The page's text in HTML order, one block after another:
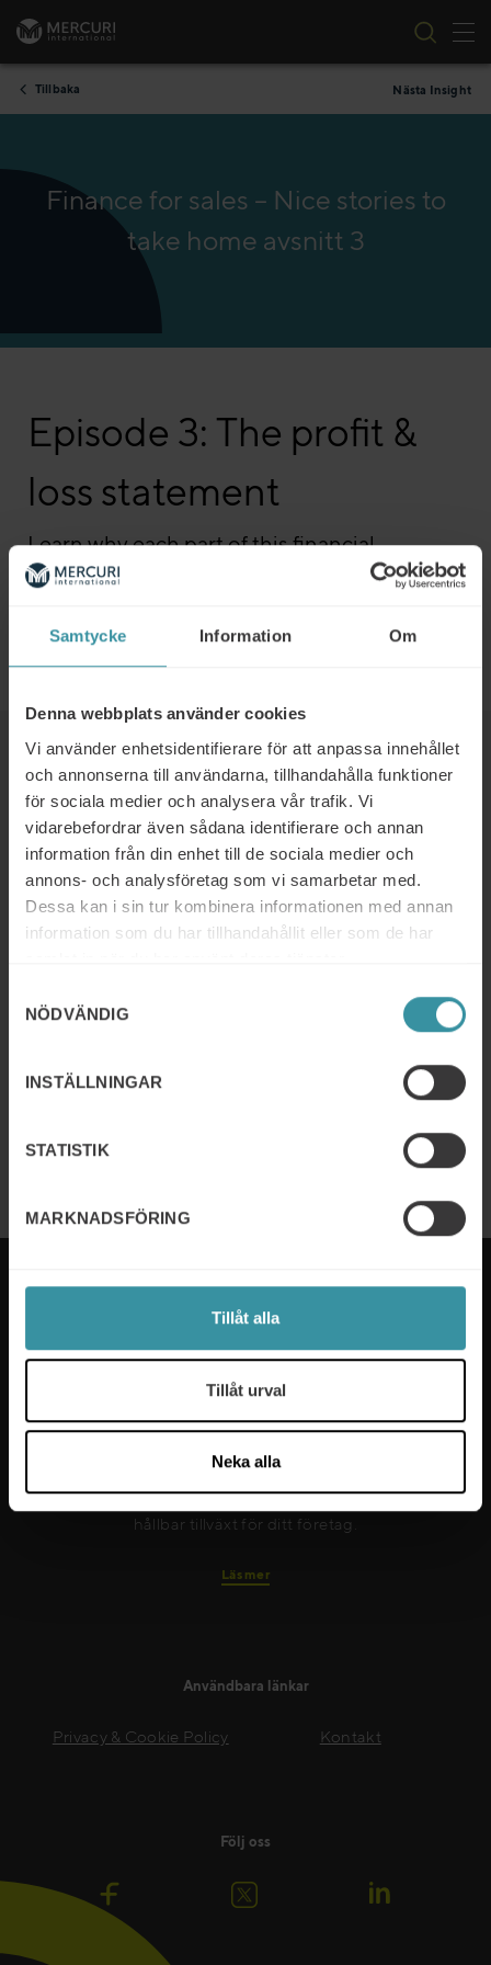
Samtycke Information Om
Denna webbplats använder cookies
Vi använder enhetsidentifierare för att anpassa innehållet
och annonserna till användarna, tillhandahålla funktioner
för sociala medier och analysera vår trafik. Vi
vidarebefordrar även sådana identifierare och annan
information från din enhet till de sociala medier och
annons- och analysföretag som vi samarbetar med.
Dessa kan i sin tur kombinera informationen med annan
information som du har tillhandahållit eller som de har
NÖDVÄNDIG
INSTÄLLNINGAR
STATISTIK
MARKNADSFÖRING
Tillåt alla
Tillåt urval
Neka alla
Skip to content
Tillbaka Nästa Insight
Finance for sales – Nice stories to
take home avsnitt 3
Episode 3: The profit &
loss statement
Learn why each part of this financial
document matters.
Gå till avsnittet
Läs mer
Why industrial sales is about to
change completely
Läs mer
the world’s best sales companies have
Mercuri International är experterna på sälj- och
ledarskapsutbildning som hjälper företag i över 50
länder. Vi tar fram utbildningsprogram som passar
våra kunders specifika behov och våra experter ser
till att nya färdigheter implementeras på ett effektivt
coaching de behöver för att må bra och säkerställer
hållbar tillväxt för ditt företag.
Läs mer
Användbara länkar
Privacy & Cookie Policy Kontakt
Följ oss